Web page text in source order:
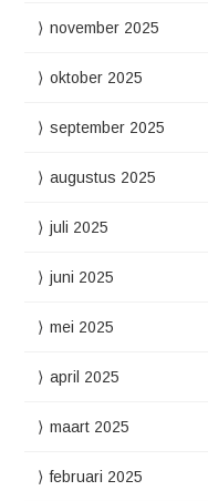
november 2025
oktober 2025
september 2025
augustus 2025
juli 2025
juni 2025
mei 2025
april 2025
maart 2025
februari 2025